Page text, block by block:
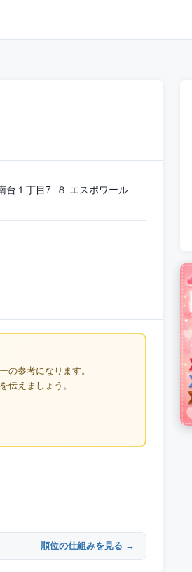
１丁目7−８ エスポワール
の参考になります。
伝えましょう。
順位の仕組みを見る →